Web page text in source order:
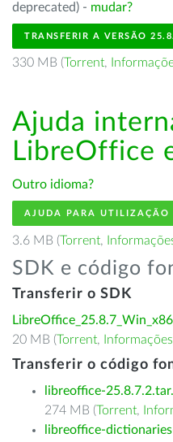
deprecated) - mudar?
TRANSFERIR A VERSÃO
330 MB (Torrent,
Ajuda
LibreOffice
Outro idioma?
AJUDA PARA UTILIZAÇÃO
3.6 MB (Torrent,
SDK e código
Transferir o SDK
20 MB (Torrent, Informações
Transferir o código
libreoffice-
274 MB (Torrent,
libreoffice-